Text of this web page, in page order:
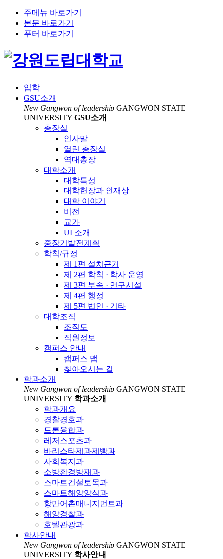
주메뉴 바로가기
본문 바로가기
푸터 바로가기
입학
GSU소개
New Gangwon of leadership GANGWON STATE
UNIVERSITY GSU소개
총장실
인사말
열린 총장실
역대총장
대학소개
대학특성
대학헌장과 인재상
대학 이야기
비전
교가
UI 소개
중장기발전계획
학칙/규정
제 1편 설치근거
제 2편 학칙 · 학사 운영
제 3편 부속 · 연구시설
제 4편 행정
제 5편 법인 · 기타
대학조직
조직도
직원정보
캠퍼스 안내
캠퍼스 맵
찾아오시는 길
학과소개
New Gangwon of leadership GANGWON STATE
UNIVERSITY 학과소개
학과개요
경찰경호과
드론융합과
레저스포츠과
바리스타제과제빵과
사회복지과
소방환경방재과
스마트건설토목과
스마트해양양식과
항만어촌매니지먼트과
해양경찰과
호텔관광과
학사안내
New Gangwon of leadership GANGWON STATE
UNIVERSITY 학사안내
모바일 세로모드로 사용해주세요